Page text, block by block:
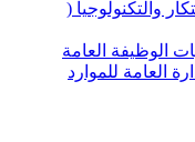
والتكنولوجيا (
الوظيفة العامة
العامة للموارد